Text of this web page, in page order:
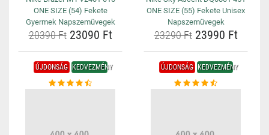
ONE SIZE (54) Fekete
Gyermek Napszemüvegek
20390 Ft23090 Ft
ONE SIZE (55) Fekete Unisex
Napszemüvegek
23290 Ft23990 Ft
ÚJDONSÁG KEDVEZMÉNY ÚJDONSÁG KEDVEZMÉNY